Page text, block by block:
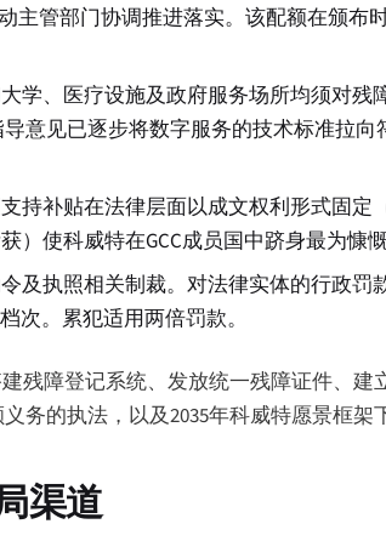
管部门协调推进落实。该配额在颁布
学、医疗设施及政府服务场所均须对
意见已逐步将数字服务的技术标准拉向
持补贴在法律层面以成文权利形式固
使科威特在GCC成员国中跻身最为慷
及执照相关制裁。对法律实体的行政罚
次。累犯适用两倍罚款。
残障登记系统、发放统一残障证件、
务的执法，以及2035年科威特愿景框架
渠道